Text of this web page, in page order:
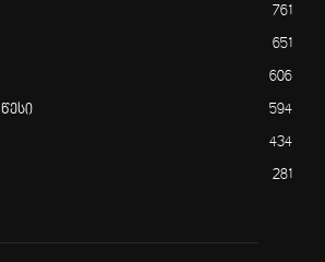
761
651
606
594
434
281